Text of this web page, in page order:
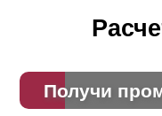
Получи